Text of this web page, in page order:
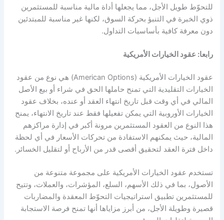
للتحوّط طويل الأجل، مما يجعلها أداة مالية مناسبة للمستثمرين
ذوي الخبرة في التنبؤ بحركة السوق، لكنها غير مناسبة للمبتدئين
دون معرفة كافية بأساسيات التداول.
رابعا: عقود الخيارات الأمريكية
عقود الخيارات الأمريكية
(American Options) هي نوع من عقود
الخيارات التقليدية التي تمنح حاملها الحق في شراء أو بيع الأصل
المالي في أي وقت قبل تاريخ انتهاء العقد أو عنده، بخلاف عقود
الخيارات الأوروبية التي يمكن تفعيلها فقط عند تاريخ الانتهاء، يمنح
هذا النوع من العقود المستثمرين مرونة أكبر في إدارة مراكزهم
المالية، حيث يمكنهم الاستفادة من تحركات الأسعار في أي لحظة
داخل فترة العقد لتحقيق أقصى قدر من الأرباح أو لتقليل الخسائر.
تستخدم عقود الخيارات الأمريكية على مجموعة متنوعة من
الأصول، بما في ذلك الأسهم، السلع، المؤشرات، والعملات، وتتيح
للمستثمرين تطبيق استراتيجيات التحوّط المعقدة والمضاربات
قصيرة وطويلة الأجل، من أبرز مزاياها أنها تمنح فرصة الاستجابة